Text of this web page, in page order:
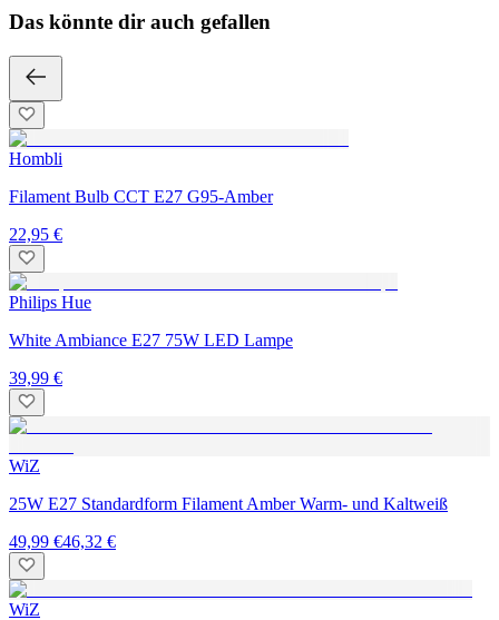
Das könnte dir auch gefallen
Hombli
Filament Bulb CCT E27 G95-Amber
22,95 €
Philips Hue
White Ambiance E27 75W LED Lampe
39,99 €
WiZ
25W E27 Standardform Filament Amber Warm- und Kaltweiß
49,99 €46,32 €
WiZ